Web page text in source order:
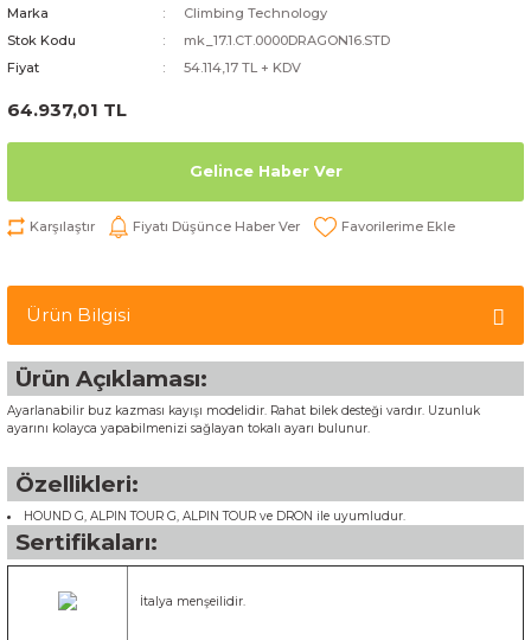
Marka
Climbing Technology
Stok Kodu
mk_17.1.CT.0000DRAGON16.STD
Fiyat
54.114,17 TL + KDV
64.937,01 TL
Gelince Haber Ver
Karşılaştır Fiyatı Düşünce Haber Ver
Ürün Bilgisi
Ürün Açıklaması:
Ayarlanabilir buz kazması kayışı modelidir. Rahat bilek desteği vardır. Uzunluk
ayarını kolayca yapabilmenizi sağlayan tokalı ayarı bulunur.
Özellikleri:
HOUND G, ALPIN TOUR G, ALPIN TOUR ve DRON ile uyumludur.
Sertifikaları:
İtalya menşeilidir.